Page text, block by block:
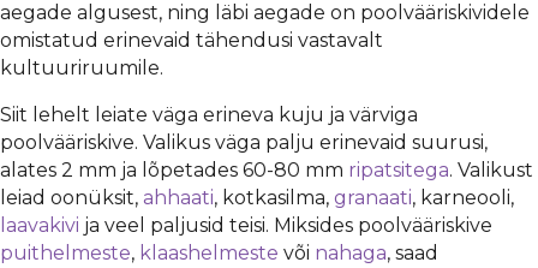
aegade algusest, ning läbi aegade on poolvääriskividele
omistatud erinevaid tähendusi vastavalt
kultuuriruumile.
Siit lehelt leiate väga erineva kuju ja värviga
poolvääriskive. Valikus väga palju erinevaid suurusi,
alates 2 mm ja lõpetades 60-80 mm ripatsitega. Valikust
leiad oonüksit, ahhaati, kotkasilma, granaati, karneooli,
laavakivi ja veel paljusid teisi. Miksides poolvääriskive
puithelmeste, klaashelmeste või nahaga, saad